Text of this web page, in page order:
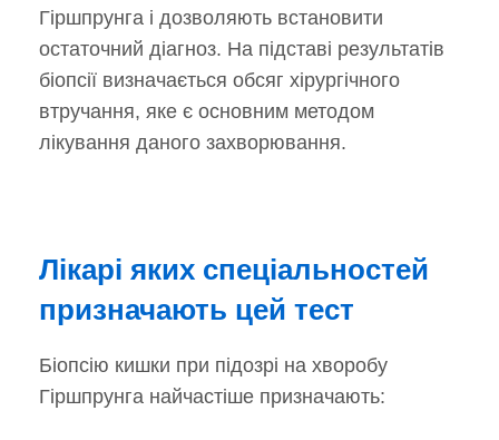
Гіршпрунга і дозволяють встановити
остаточний діагноз. На підставі результатів
біопсії визначається обсяг хірургічного
втручання, яке є основним методом
лікування даного захворювання.
Лікарі яких спеціальностей
призначають цей тест
Біопсію кишки при підозрі на хворобу
Гіршпрунга найчастіше призначають: